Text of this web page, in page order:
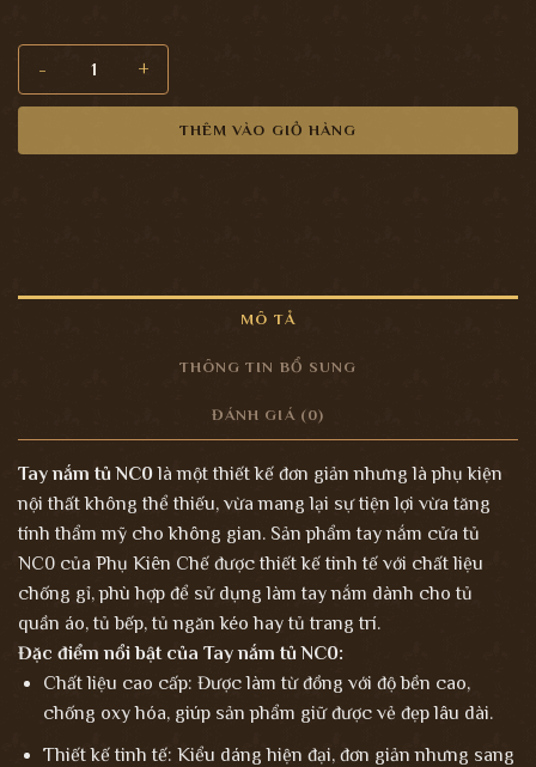
THÊM VÀO GIỎ HÀNG
MÔ TẢ
THÔNG TIN BỔ SUNG
ĐÁNH GIÁ (0)
Tay nắm tủ NC0là một thiết kế đơn giản nhưng là phụ kiện
nội thất không thể thiếu, vừa mang lại sự tiện lợi vừa tăng
tính thẩm mỹ cho không gian. Sản phẩm tay nắm cửa tủ
NC0 của Phụ Kiên Chế được thiết kế tinh tế với chất liệu
chống gỉ, phù hợp để sử dụng làm tay nắm dành cho tủ
quần áo, tủ bếp, tủ ngăn kéo hay tủ trang trí.
Đặc điểm nổi bật của Tay nắm tủ NC0:
Chất liệu cao cấp: Được làm từ đồng với độ bền cao,
chống oxy hóa, giúp sản phẩm giữ được vẻ đẹp lâu dài.
Thiết kế tinh tế: Kiểu dáng hiện đại, đơn giản nhưng sang